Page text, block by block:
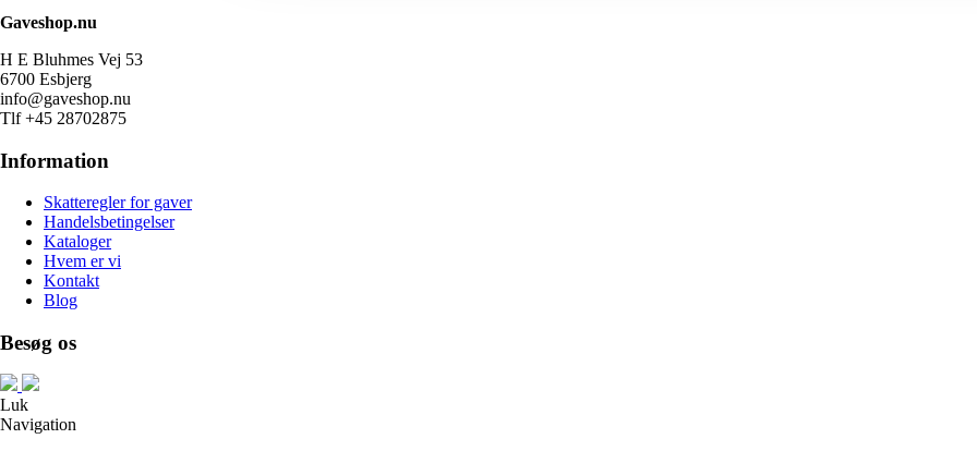
Gaveshop.nu
H E Bluhmes Vej 53
6700 Esbjerg
info@gaveshop.nu
Tlf +45 28702875
Information
Skatteregler for gaver
Handelsbetingelser
Kataloger
Hvem er vi
Kontakt
Blog
Besøg os
Luk
Navigation